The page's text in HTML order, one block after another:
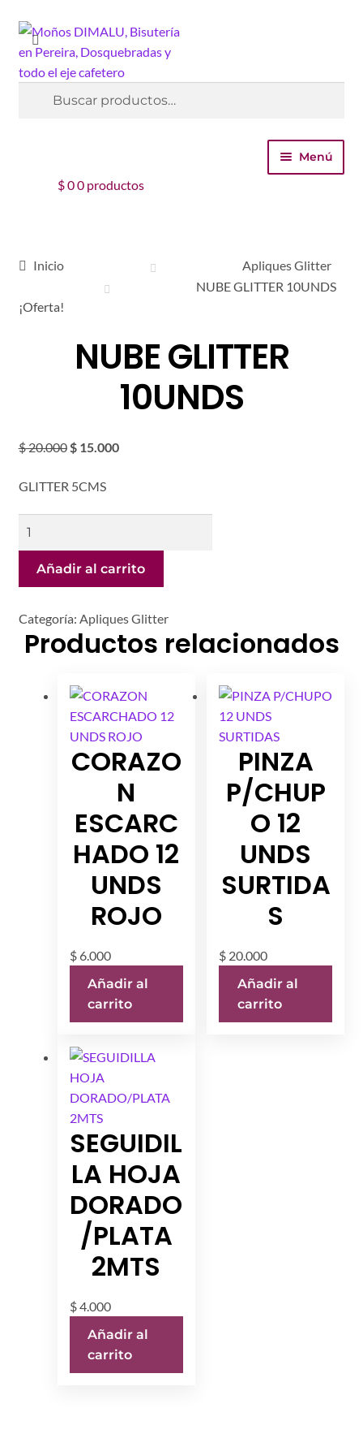
Ir
a
la
navegación
Ir
al
contenido
Buscar
Buscar
Menú
$00 productos
Inicio
Apliques Glitter
NUBE GLITTER 10UNDS
¡Oferta!
NUBE GLITTER
10UNDS
$20.000 El
original
$15.000El
GLITTER 5CMS
NUBE
10UNDS
cantidad
Añadir al carrito
Categoría: Apliques Glitter
Productos relacionados
CORAZO
N
ESCARC
HADO 12
UNDS
ROJO
$6.000
Añadir al
carrito
PINZA
P/CHUP
O 12
UNDS
SURTIDA
S
$ 20.000
Añadir al
carrito
SEGUIDIL
LA HOJA
DORADO
/PLATA
2MTS
$4.000
Añadir al
carrito